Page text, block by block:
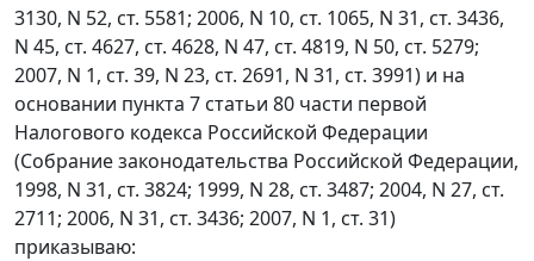
3130, N 52, ст. 5581; 2006, N 10, ст. 1065, N 31, ст. 3436,
N 45, ст. 4627, ст. 4628, N 47, ст. 4819, N 50, ст. 5279;
2007, N 1, ст. 39, N 23, ст. 2691, N 31, ст. 3991) и на
основании пункта 7 статьи 80 части первой
Налогового кодекса Российской Федерации
(Собрание законодательства Российской Федерации,
1998, N 31, ст. 3824; 1999, N 28, ст. 3487; 2004, N 27, ст.
2711; 2006, N 31, ст. 3436; 2007, N 1, ст. 31)
приказываю: